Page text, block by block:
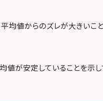
均値からのズレが大きいこ
値が安定していることを示